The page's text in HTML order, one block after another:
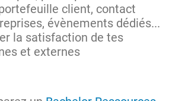
client, contact
évènements dédiés...
la satisfaction de tes
et externes